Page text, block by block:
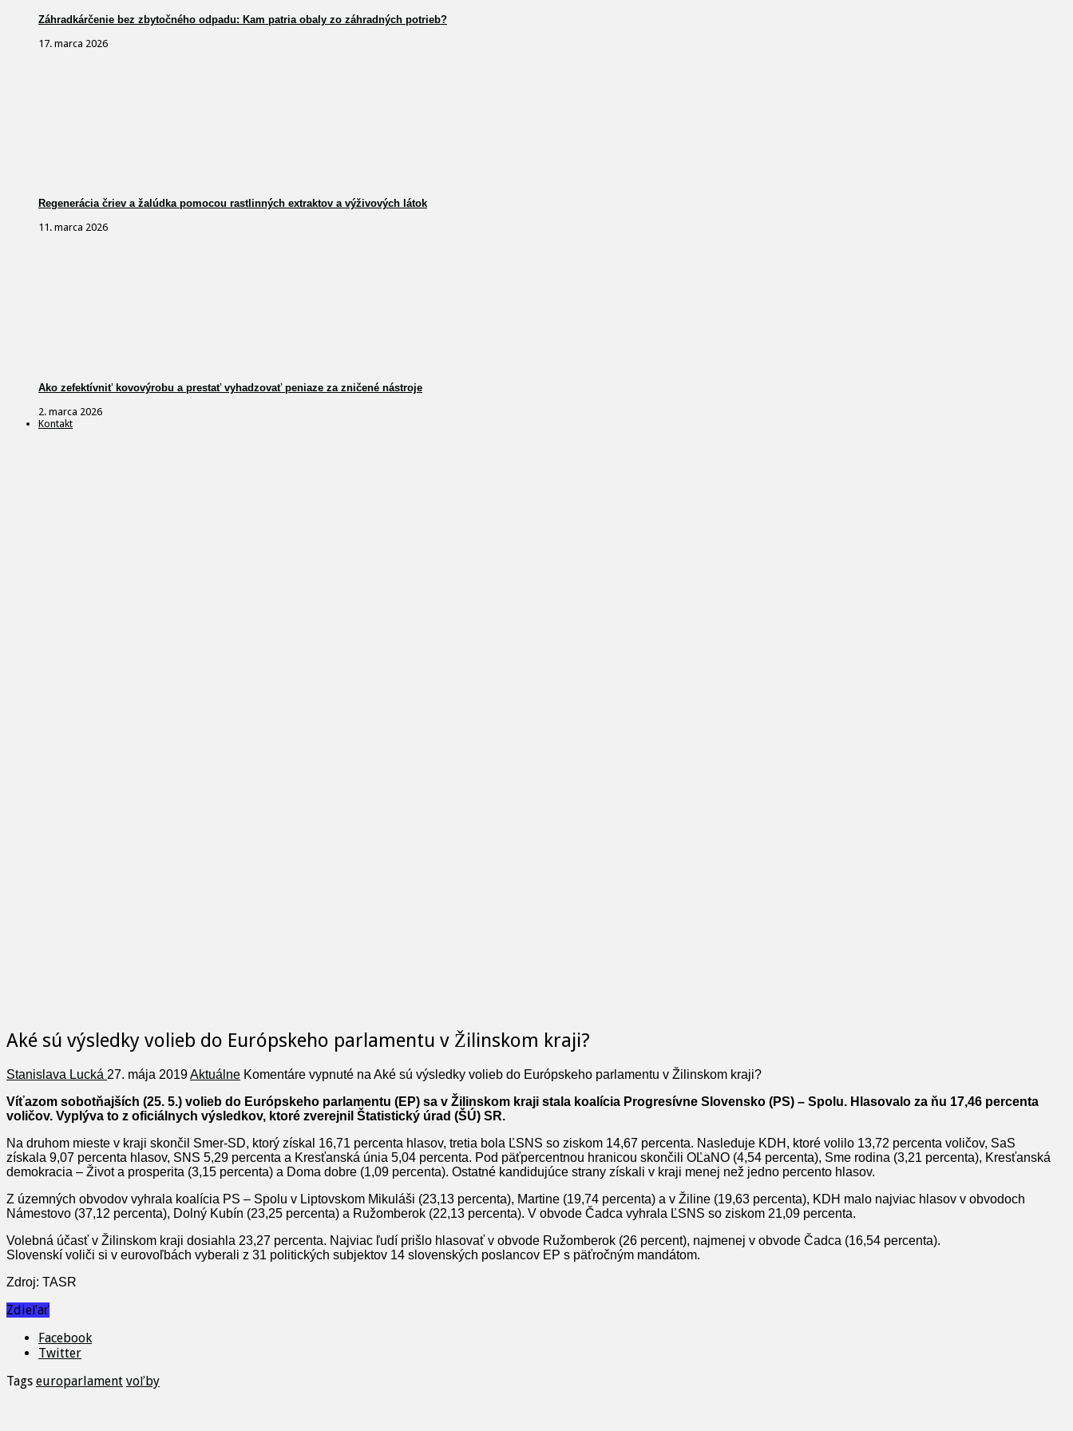
Záhradkárčenie bez zbytočného odpadu: Kam patria obaly zo záhradných potrieb?
17. marca 2026
Regenerácia čriev a žalúdka pomocou rastlinných extraktov a výživových látok
11. marca 2026
Ako zefektívniť kovovýrobu a prestať vyhadzovať peniaze za zničené nástroje
2. marca 2026
Kontakt
Aké sú výsledky volieb do Európskeho parlamentu v Žilinskom kraji?
Stanislava Lucká 27. mája 2019Aktuálne Komentáre vypnuté na Aké sú výsledky volieb do Európskeho parlamentu v Žilinskom kraji?
Víťazom sobotňajších (25. 5.) volieb do Európskeho parlamentu (EP) sa v Žilinskom kraji stala koalícia Progresívne Slovensko (PS) – Spolu. Hlasovalo za ňu 17,46 percenta
voličov. Vyplýva to z oficiálnych výsledkov, ktoré zverejnil Štatistický úrad (ŠÚ) SR.
Na druhom mieste v kraji skončil Smer-SD, ktorý získal 16,71 percenta hlasov, tretia bola ĽSNS so ziskom 14,67 percenta. Nasleduje KDH, ktoré volilo 13,72 percenta voličov, SaS
získala 9,07 percenta hlasov, SNS 5,29 percenta a Kresťanská únia 5,04 percenta. Pod päťpercentnou hranicou skončili OĽaNO (4,54 percenta), Sme rodina (3,21 percenta), Kresťanská
demokracia – Život a prosperita (3,15 percenta) a Doma dobre (1,09 percenta). Ostatné kandidujúce strany získali v kraji menej než jedno percento hlasov.
Z územných obvodov vyhrala koalícia PS – Spolu v Liptovskom Mikuláši (23,13 percenta), Martine (19,74 percenta) a v Žiline (19,63 percenta), KDH malo najviac hlasov v obvodoch
Námestovo (37,12 percenta), Dolný Kubín (23,25 percenta) a Ružomberok (22,13 percenta). V obvode Čadca vyhrala ĽSNS so ziskom 21,09 percenta.
Volebná účasť v Žilinskom kraji dosiahla 23,27 percenta. Najviac ľudí prišlo hlasovať v obvode Ružomberok (26 percent), najmenej v obvode Čadca (16,54 percenta).
Slovenskí voliči si v eurovoľbách vyberali z 31 politických subjektov 14 slovenských poslancov EP s päťročným mandátom.
Zdroj: TASR
Zdieľať
Facebook
Twitter
Tags europarlament voľby